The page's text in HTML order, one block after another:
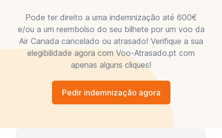
Pode ter direito a uma indemnização até 600€
e/ou a um reembolso do seu bilhete por um voo da
Air Canada cancelado ou atrasado! Verifique a sua
elegibilidade agora com Voo-Atrasado.pt com
apenas alguns cliques!
Pedir indemnização agora